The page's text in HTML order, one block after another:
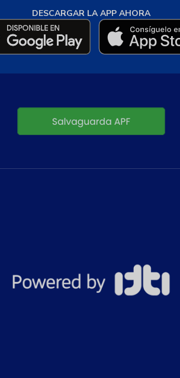
DESCARGAR LA APP AHORA